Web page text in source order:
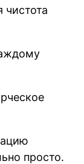
чистота
просто.